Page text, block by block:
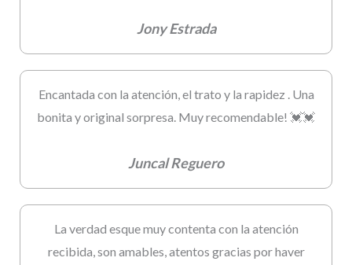
Jony Estrada
Encantada con la atención, el trato y la rapidez . Una
bonita y original sorpresa. Muy recomendable! 💓💓
Juncal Reguero
La verdad esque muy contenta con la atención
recibida, son amables, atentos gracias por haver